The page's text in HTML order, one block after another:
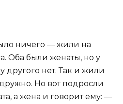
ничего — жили на
Оба были женаты, но у
другого нет. Так и жили
Но вот подросли
а жена и говорит ему: —